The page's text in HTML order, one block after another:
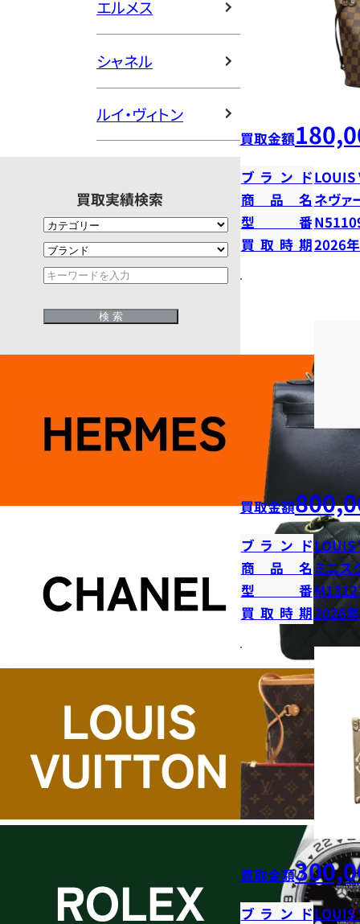
エルメス
シャネル
ルイ・ヴィトン
買取実績検索
買取金額
ブランドLOUIS
商品名 ネヴァ
型番
買取時期2026
買取金額
ブランドLOUIS
商品名ミニス
型番
買取時期2026
買取金額
ブランドLOUIS